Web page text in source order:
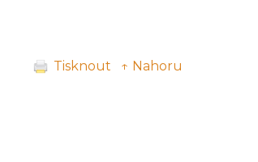
Tisknout ↑ Nahoru